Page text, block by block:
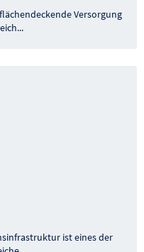
Versorgung
...
ist eines der